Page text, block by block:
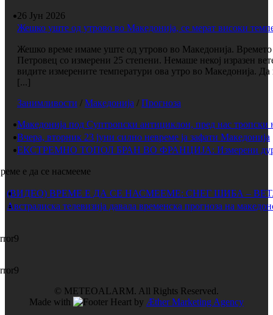
26 Јун 2026
Жешко уште од утрово во Македонија, се мерат високи
Жешко време имаме уште од утрово во Македонија. Времето
Петровец со измерени 25 степени. Немаше некој изразен
видите измерените температури ова утро во Македонија.
[...]
Занимливости / Македонија / Прогноза
Македонија под Суптропски антициклон, пред нас тропски
Вчера, вторник 23 јуни силно невреме ја зафати Македонија
ЕКСТРЕМНО ТОПОЛ БРАН ВО ФРАНЦИЈА: Измерени дури
е да се насмееме
(ВИДЕО) ВРЕМЕ Е ДА СЕ НАСМЕЕМЕ: СНЕГ ШИБА –
Австралиска телевизија давала временска прогноза на
© METEOALARM. All Rights Reserved.
Made with
by Æther Marketing Agency